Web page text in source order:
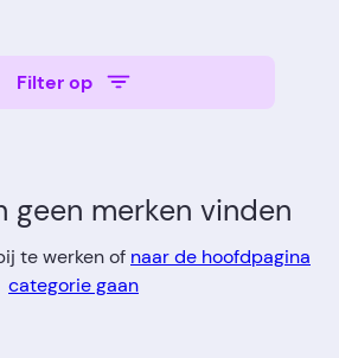
Filter op
geen merken vinden
te werken of naar de hoofdpagina
categorie gaan